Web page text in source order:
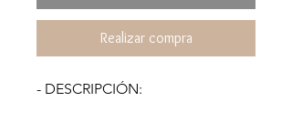
Realizar compra
- DESCRIPCIÓN: